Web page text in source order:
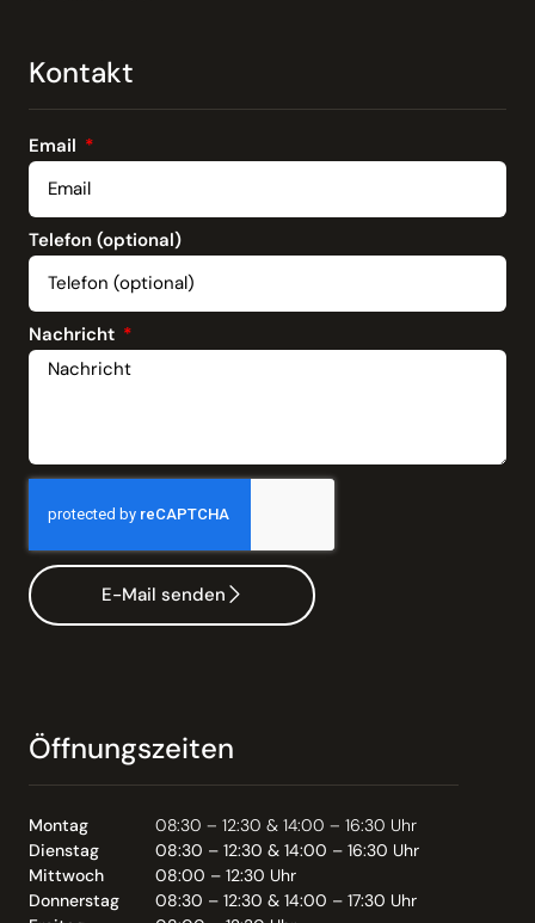
Kontakt
Email
Telefon (optional)
Nachricht
E-Mail senden
Öffnungszeiten
Montag
08:30 – 12:30 & 14:00 – 16:30 Uhr
Dienstag
08:30 – 12:30 & 14:00 – 16:30 Uhr
Mittwoch
08:00 – 12:30 Uhr
Donnerstag
08:30 – 12:30 & 14:00 – 17:30 Uhr